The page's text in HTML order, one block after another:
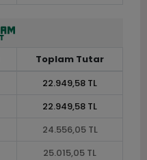
Toplam Tutar
22.949,58 TL
22.949,58 TL
24.556,05 TL
25.015,05 TL